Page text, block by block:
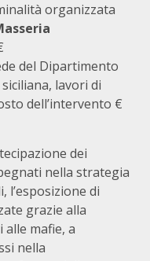
organizzata
del Dipartimento
lavori di
dell’intervento €
dei
nella strategia
l’esposizione di
grazie alla
mafie, a
nella